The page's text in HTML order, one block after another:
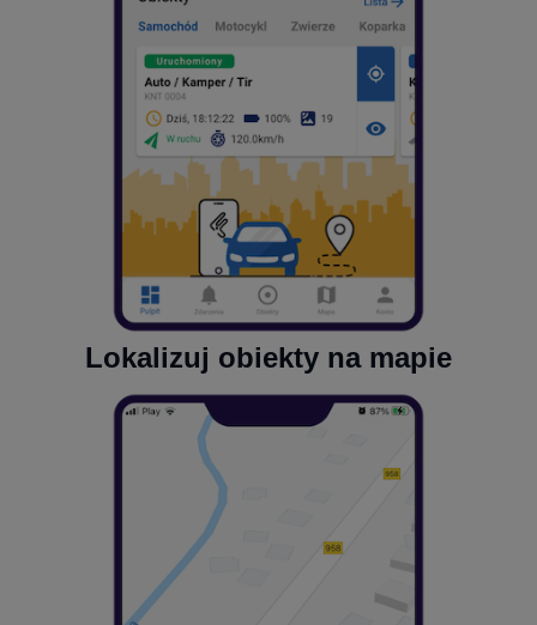
Lokalizuj obiekty na mapie